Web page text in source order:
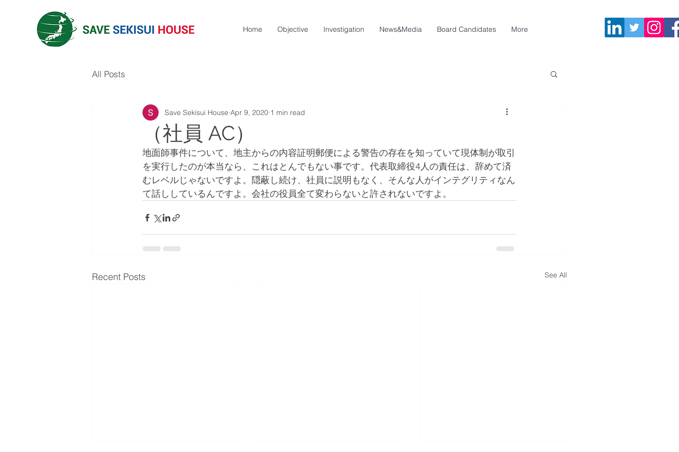
Home Objective Investigation News&Media Board Candidates More
All Posts
（社員 AC）
Save Sekisui House Apr 9, 2020 1 min read
地面師事件について、地主からの内容証明郵便による警告の存在を知っていて現体制が取引
を実行したのが本当なら、これはとんでもない事です。代表取締役4人の責任は、辞めて済
むレベルじゃないですよ。隠蔽し続け、社員に説明もなく、そんな人がインテグリティなん
て話ししているんですよ。会社の役員全て変わらないと許されないですよ。
Recent Posts See All